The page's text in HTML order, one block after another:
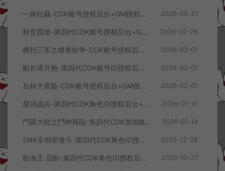
一蕗狂飆-CDK账号授权后台+GM授权后台+使用教程 2026-05-21
秋意西游-第四代CDK账号授权后台+GM授权后台+使用教程 2026-02-26
横扫三军之雄逐纷争-CDK账号授权后台+GM授权后台+使用教程 2026-02-01
船长请开炮-第四代CDK账号ID授权后台+GM授权后台+使用教程 2026-02-01
丛林大冒险-CDK账号授权后台+GM授权后台+使用教程 2026-02-01
最强战兵-第四代CDK角色ID授权后台+GM授权后台+使用教程 2026-01-15
鬥羅大陸之鬥神再臨-第四代CDK游戏账号授权后台+GM授权后台+使用教程 2026-01-14
SNK全明星激斗-第四代CDK角色ID授权后台+GM授权后台+使用教程 2025-12-28
航海王·启航-第四代CDK角色ID授权后台+GM授权后台+使用教程 2025-10-27